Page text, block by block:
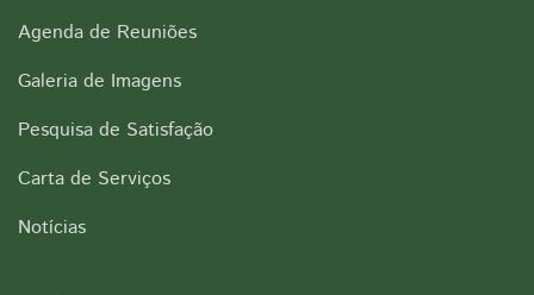
Agenda de Reuniões
Galeria de Imagens
Pesquisa de Satisfação
Carta de Serviços
Notícias